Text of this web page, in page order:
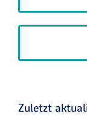
Zuletzt